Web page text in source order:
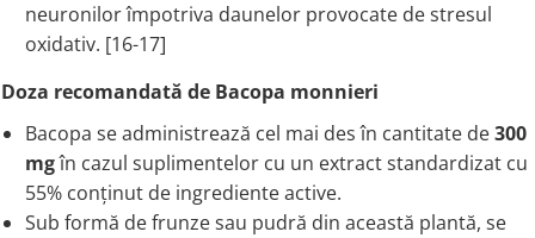
neuronilor împotriva daunelor provocate de stresul
oxidativ. [16-17]
Doza recomandată de Bacopa monnieri
Bacopa se administrează cel mai des în cantitate de300
mgîn cazul suplimentelor cu un extract standardizat cu
55% conținut de ingrediente active.
Sub formă de frunze sau pudră din această plantă, se